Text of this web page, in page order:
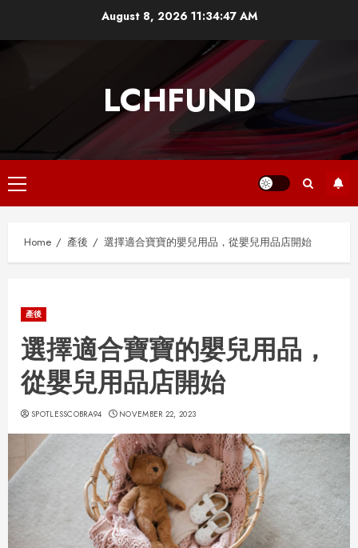
August 8, 2026 11:34:47 AM
LCHFUND
Primary
Menu
Home 產後 選擇適合寶寶的嬰兒用品，從嬰兒用品店開始
產後
選擇適合寶寶的嬰兒用品，
從嬰兒用品店開始
SPOTLESSCOBRA94 NOVEMBER 22, 2023